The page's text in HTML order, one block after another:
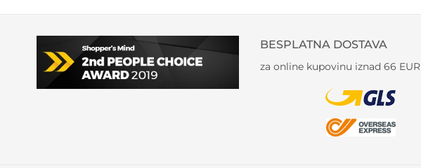
BESPLATNA DOSTAVA
za online kupovinu iznad 66 EUR